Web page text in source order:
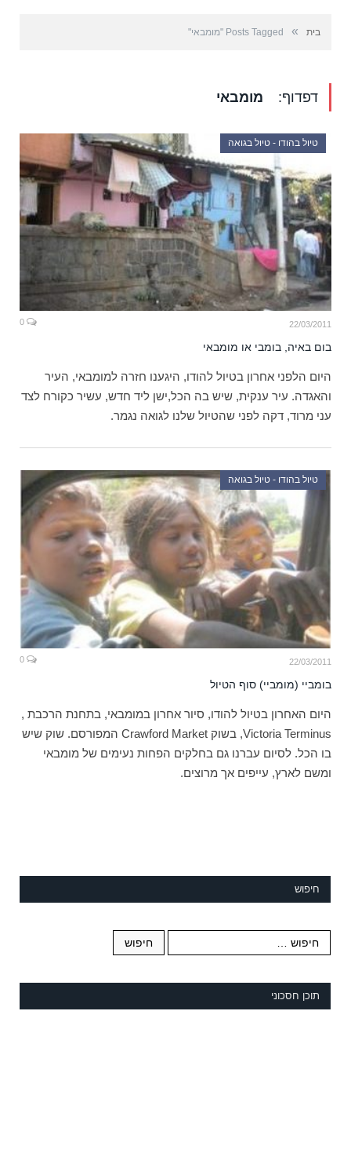
בית » Posts Tagged "מומבאי"
דפדוף: מומבאי
טיול בהודו - טיול בגואה
22/03/2011
בום באיה, בומבי או מומבאי
היום הלפני אחרון בטיול להודו, היגענו חזרה למומבאי, העיר
והאגדה. עיר ענקית, שיש בה הכל,ישן ליד חדש, עשיר כקורח לצד
עני מרוד, דקה לפני שהטיול שלנו לגואה נגמר.
טיול בהודו - טיול בגואה
22/03/2011
בומביי (מומביי) סוף הטיול
היום האחרון בטיול להודו, סיור אחרון במומבאי, בתחנת הרכבת ,
Victoria Terminus, בשוק Crawford Market המפורסם. שוק שיש
בו הכל. לסיום עברנו גם בחלקים הפחות נעימים של מומבאי
ומשם לארץ, עייפים אך מרוצים.
חיפוש
תוכן חסכוני